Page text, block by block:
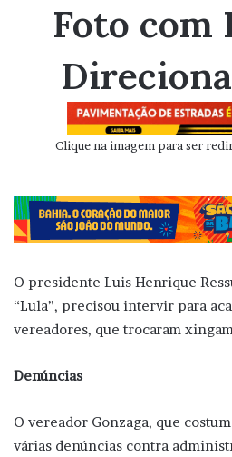
Foto com
Clique na imagem para ser
O presidente Luis Henrique
“Lula”, precisou intervir para
vereadores, que trocaram
Denúncias
O vereador Gonzaga, que
várias denúncias contra